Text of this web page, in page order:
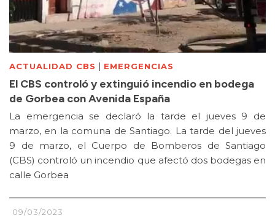
ACTUALIDAD CBS | EMERGENCIAS
El CBS controló y extinguió incendio en bodega
de Gorbea con Avenida España
La emergencia se declaró la tarde el jueves 9 de
marzo, en la comuna de Santiago. La tarde del jueves
9 de marzo, el Cuerpo de Bomberos de Santiago
(CBS) controló un incendio que afectó dos bodegas en
calle Gorbea
09/03/2023